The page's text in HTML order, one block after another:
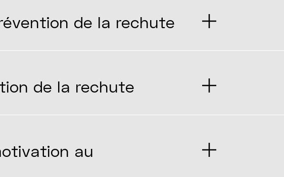
de la rechute
de la rechute
au